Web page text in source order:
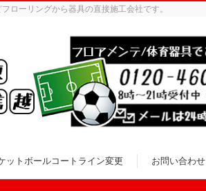
ローリングから器具の直接施工会社です。
ットボールコートライン変更 お問い合わせ